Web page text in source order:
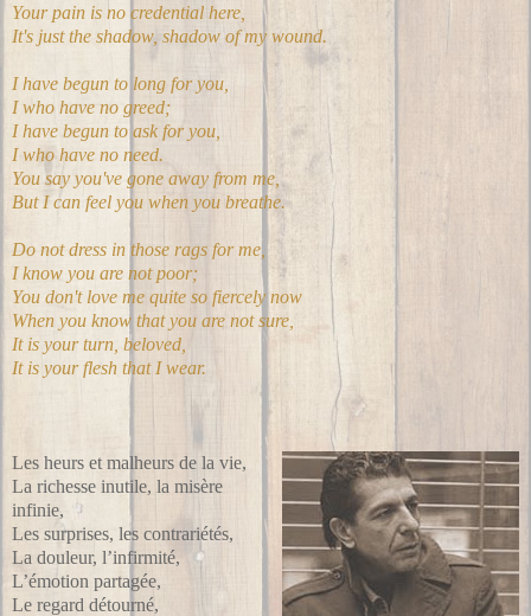
Your pain is no credential here,
It's just the shadow, shadow of my wound.
I have begun to long for you,
I who have no greed;
I have begun to ask for you,
I who have no need.
You say you've gone away from me,
But I can feel you when you breathe.
Do not dress in those rags for me,
I know you are not poor;
You don't love me quite so fiercely now
When you know that you are not sure,
It is your turn, beloved,
It is your flesh that I wear.
Les heurs et malheurs de la vie,
La richesse inutile, la misère
infinie,
Les surprises, les contrariétés,
La douleur, l’infirmité,
L’émotion partagée,
Le regard détourné,